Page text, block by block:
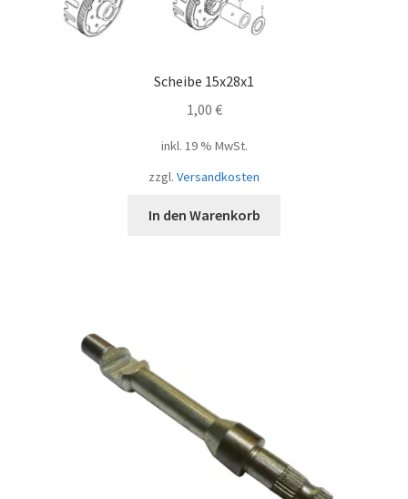
Scheibe 15x28x1
1,00 €
inkl. 19 % MwSt.
zzgl. Versandkosten
In den Warenkorb